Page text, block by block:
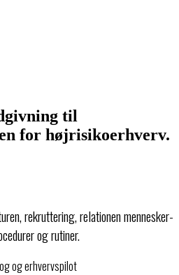
til
for højrisikoerhverv.
rekruttering, relationen mennesker-
og rutiner.
og erhvervspilot